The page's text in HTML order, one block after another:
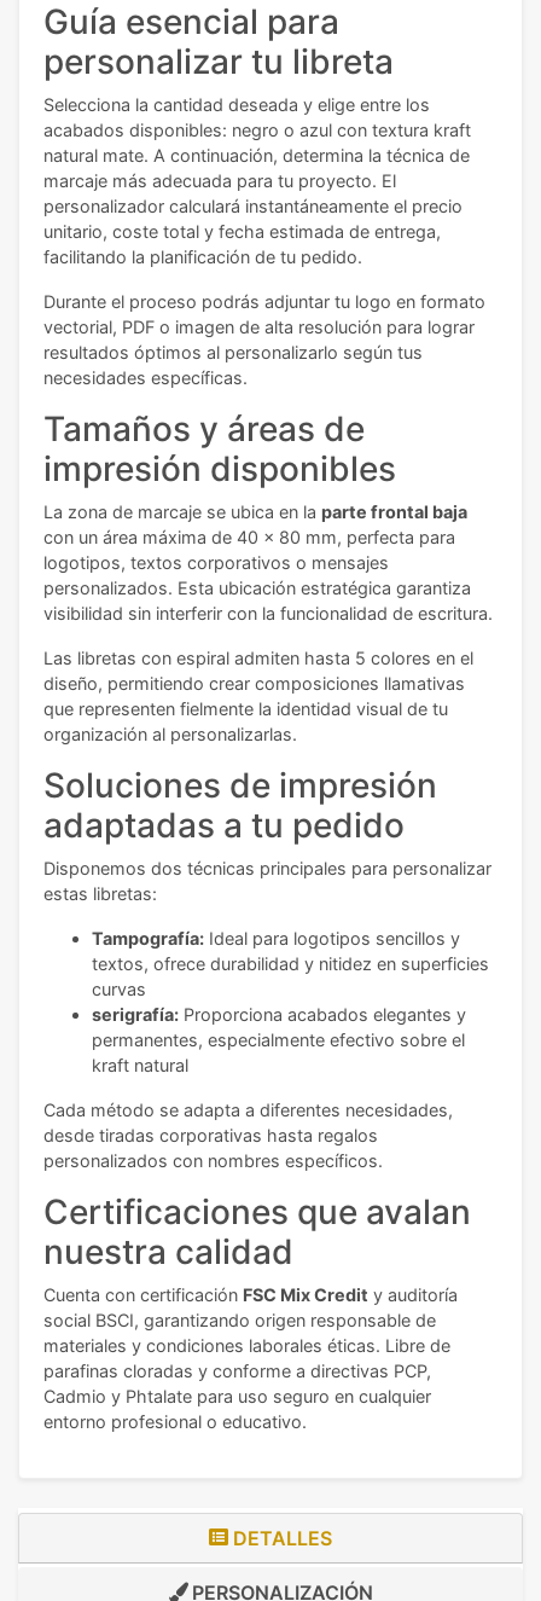
Guía esencial para
personalizar tu libreta
Selecciona la cantidad deseada y elige entre los
acabados disponibles: negro o azul con textura kraft
natural mate. A continuación, determina la técnica de
marcaje más adecuada para tu proyecto. El
personalizador calculará instantáneamente el precio
unitario, coste total y fecha estimada de entrega,
facilitando la planificación de tu pedido.
Durante el proceso podrás adjuntar tu logo en formato
vectorial, PDF o imagen de alta resolución para lograr
resultados óptimos al personalizarlo según tus
necesidades específicas.
Tamaños y áreas de
impresión disponibles
La zona de marcaje se ubica en la parte frontal baja
con un área máxima de 40 x 80 mm, perfecta para
logotipos, textos corporativos o mensajes
personalizados. Esta ubicación estratégica garantiza
visibilidad sin interferir con la funcionalidad de escritura.
Las libretas con espiral admiten hasta 5 colores en el
diseño, permitiendo crear composiciones llamativas
que representen fielmente la identidad visual de tu
organización al personalizarlas.
Soluciones de impresión
adaptadas a tu pedido
Disponemos dos técnicas principales para personalizar
estas libretas:
Tampografía: Ideal para logotipos sencillos y
textos, ofrece durabilidad y nitidez en superficies
curvas
serigrafía: Proporciona acabados elegantes y
permanentes, especialmente efectivo sobre el
kraft natural
Cada método se adapta a diferentes necesidades,
desde tiradas corporativas hasta regalos
personalizados con nombres específicos.
Certificaciones que avalan
nuestra calidad
Cuenta con certificación FSC Mix Credit y auditoría
social BSCI, garantizando origen responsable de
materiales y condiciones laborales éticas. Libre de
parafinas cloradas y conforme a directivas PCP,
Cadmio y Phtalate para uso seguro en cualquier
entorno profesional o educativo.
DETALLES
PERSONALIZACIÓN